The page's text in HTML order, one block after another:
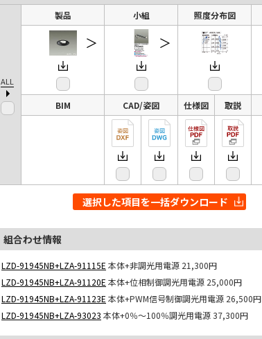
ALL
製品 小組 照度分布図
＞ ＞
BIM CAD/姿図 仕様図 取説
選択した項目を一括ダウンロード
組合わせ情報
LZD-91945NB+LZA-91115E 本体+非調光用電源 21,300円
LZD-91945NB+LZA-91120E 本体+位相制御調光用電源 25,000円
LZD-91945NB+LZA-91123E 本体+PWM信号制御調光用電源 26,500円
LZD-91945NB+LZA-93023 本体+0％～100％調光用電源37,300円